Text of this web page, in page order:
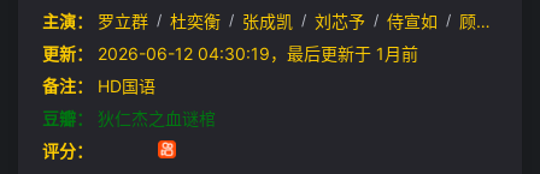
主演：
罗立群 / 杜奕衡 / 张成凯 / 刘芯予 / 侍宣如 / 顾旭希
更新：
2026-06-12 04:30:19，最后更新于 1月前
备注：
HD国语
豆瓣：
狄仁杰之血谜棺
评分：